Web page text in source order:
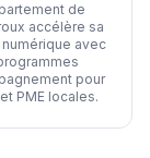
de
accélère sa
avec
pour
PME locales.